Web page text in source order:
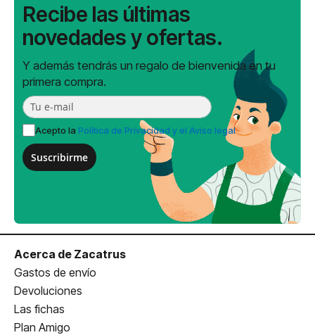
Recibe las últimas
novedades y ofertas.
Y además tendrás un regalo de bienvenida en tu
primera compra.
Acepto la Política de Privacidad y el Aviso legal
Suscribirme
Acerca de Zacatrus
Gastos de envío
Devoluciones
Las fichas
Plan Amigo